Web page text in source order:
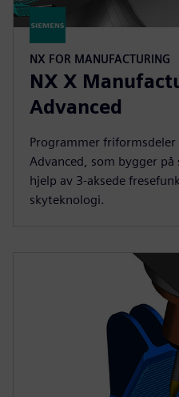
NX FOR MANUFACTURING
NX X
Advanced
Programmer
Advanced, som bygger
hjelp av 3-aksede
skyteknologi.